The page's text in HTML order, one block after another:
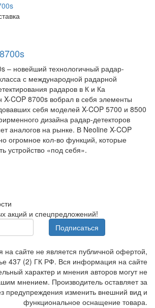
– новейший технологичный радар-
с международной радарной
радаров в К и Ка
X-COP 8700s вобрал в себя элементы
себя моделей X-COP 5700 и 8500
дизайна радар-детекторов
аналогов на рынке. В Neoline X-COP
огромное кол-во функций, которые
устройство «под себя».
акций и спецпредложений!
Подписаться
сайте не является публичной офертой,
437 (2) ГК РФ. Вся информация на сайте
характер и мнения авторов могут не
мнением. Производитель оставляет за
предупреждения изменить внешний вид и
функциональное оснащение товара.